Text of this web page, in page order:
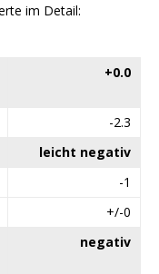
im Detail:
+0.0
-2.3
leicht negativ
-1
+/-0
negativ